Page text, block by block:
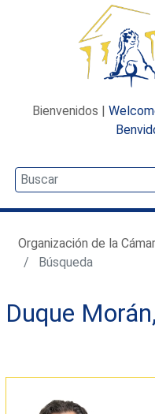
Bienvenidos |
Organización de la
Búsqueda
Duque